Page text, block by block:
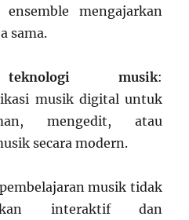
mengajarkan
sama.
teknologi musik:
musik digital untuk
mengedit, atau
secara modern.
musik tidak
interaktif dan